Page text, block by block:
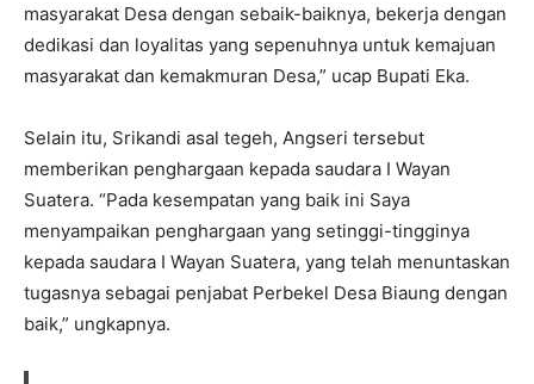
masyarakat Desa dengan sebaik-baiknya, bekerja dengan
dedikasi dan loyalitas yang sepenuhnya untuk kemajuan
masyarakat dan kemakmuran Desa,” ucap Bupati Eka.
Selain itu, Srikandi asal tegeh, Angseri tersebut
memberikan penghargaan kepada saudara I Wayan
Suatera. “Pada kesempatan yang baik ini Saya
menyampaikan penghargaan yang setinggi-tingginya
kepada saudara I Wayan Suatera, yang telah menuntaskan
tugasnya sebagai penjabat Perbekel Desa Biaung dengan
baik,” ungkapnya.